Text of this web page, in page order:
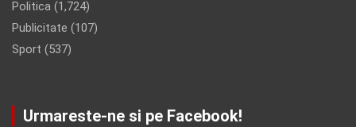
Politica (1,724)
Publicitate (107)
Sport (537)
Urmareste-ne si pe Facebook!